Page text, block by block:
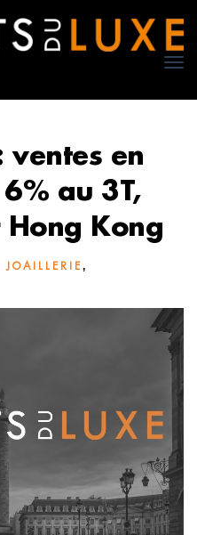
ventes en
au 3T,
Kong
JOAILLERIE,